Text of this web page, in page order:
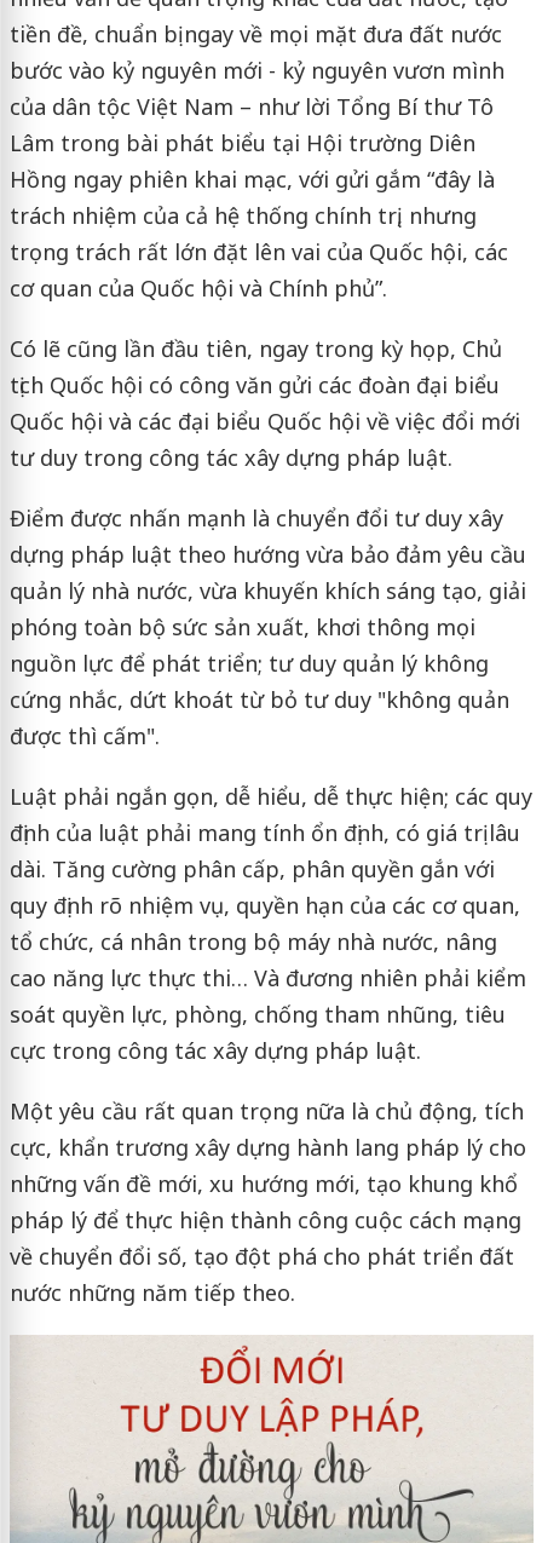
tiền đề, chuẩn bị ngay về mọi mặt đưa đất nước
bước vào kỷ nguyên mới - kỷ nguyên vươn mình
của dân tộc Việt Nam – như lời Tổng Bí thư Tô
Lâm trong bài phát biểu tại Hội trường Diên
Hồng ngay phiên khai mạc, với gửi gắm “đây là
trách nhiệm của cả hệ thống chính trị, nhưng
trọng trách rất lớn đặt lên vai của Quốc hội, các
cơ quan của Quốc hội và Chính phủ”.
Có lẽ cũng lần đầu tiên, ngay trong kỳ họp, Chủ
tịch Quốc hội có công văn gửi các đoàn đại biểu
Quốc hội và các đại biểu Quốc hội về việc đổi mới
tư duy trong công tác xây dựng pháp luật.
Điểm được nhấn mạnh là chuyển đổi tư duy xây
dựng pháp luật theo hướng vừa bảo đảm yêu cầu
quản lý nhà nước, vừa khuyến khích sáng tạo, giải
phóng toàn bộ sức sản xuất, khơi thông mọi
nguồn lực để phát triển; tư duy quản lý không
cứng nhắc, dứt khoát từ bỏ tư duy "không quản
được thì cấm".
Luật phải ngắn gọn, dễ hiểu, dễ thực hiện; các quy
định của luật phải mang tính ổn định, có giá trị lâu
dài. Tăng cường phân cấp, phân quyền gắn với
quy định rõ nhiệm vụ, quyền hạn của các cơ quan,
tổ chức, cá nhân trong bộ máy nhà nước, nâng
cao năng lực thực thi… Và đương nhiên phải kiểm
soát quyền lực, phòng, chống tham nhũng, tiêu
cực trong công tác xây dựng pháp luật.
Một yêu cầu rất quan trọng nữa là chủ động, tích
cực, khẩn trương xây dựng hành lang pháp lý cho
những vấn đề mới, xu hướng mới, tạo khung khổ
pháp lý để thực hiện thành công cuộc cách mạng
về chuyển đổi số, tạo đột phá cho phát triển đất
nước những năm tiếp theo.